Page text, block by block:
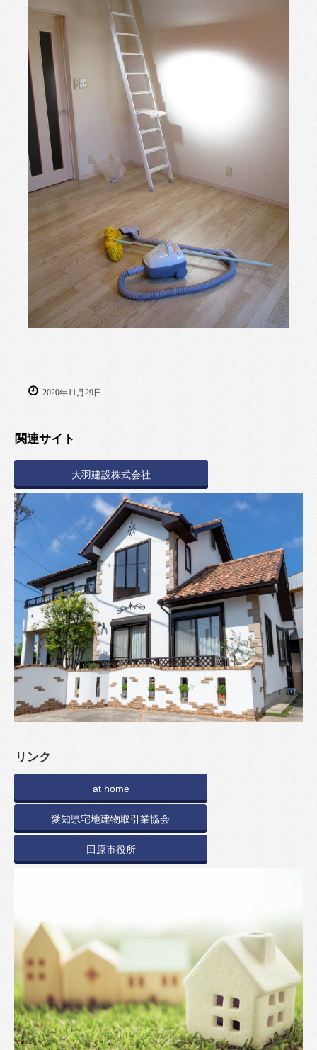
2020年11月29日
関連サイト
大羽建設株式会社
リンク
at home
愛知県宅地建物取引業協会
田原市役所